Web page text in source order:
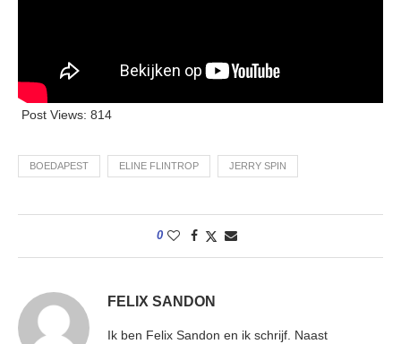
Post Views: 814
BOEDAPEST ELINE FLINTROP JERRY SPIN
0
FELIX SANDON
Ik ben Felix Sandon en ik schrijf. Naast